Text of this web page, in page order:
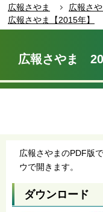
広報さやま
広報さ
広報さやま【2015年】
か
広報さやま
広報さやまのPDF版
ウで開きます。
ダウンロード